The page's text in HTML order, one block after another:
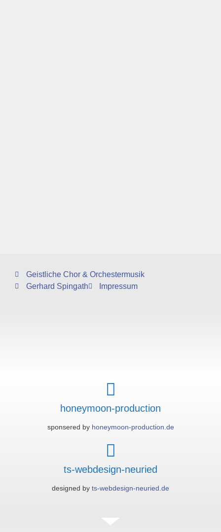
Geistliche Chor & Orchestermusik
Gerhard Spingath
Impressum
honeymoon-production
sponsered by honeymoon-production.de
ts-webdesign-neuried
designed by ts-webdesign-neuried.de